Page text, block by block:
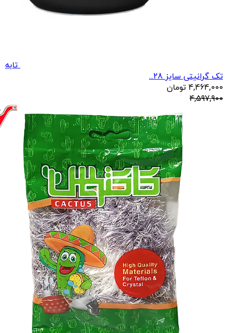
تابه
تک گرانیتی سایز 28...
4,464,000 تومان
4,597,900